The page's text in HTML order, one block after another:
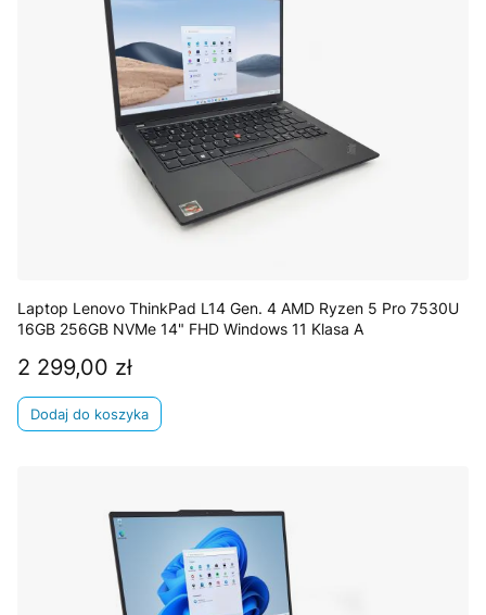
Laptop Lenovo ThinkPad L14 Gen. 4 AMD Ryzen 5 Pro 7530U
16GB 256GB NVMe 14" FHD Windows 11 Klasa A
Cena
2 299,00 zł
Dodaj do koszyka